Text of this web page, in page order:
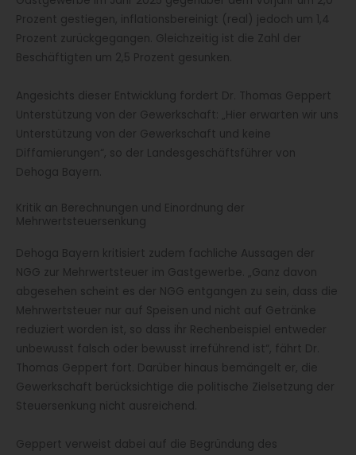
Prozent gestiegen, inflationsbereinigt (real) jedoch um 1,4
Prozent zurückgegangen. Gleichzeitig ist die Zahl der
Beschäftigten um 2,5 Prozent gesunken.
Angesichts dieser Entwicklung fordert Dr. Thomas Geppert
Unterstützung von der Gewerkschaft: „Hier erwarten wir uns
Unterstützung von der Gewerkschaft und keine
Diffamierungen“, so der Landesgeschäftsführer von
Dehoga Bayern.
Kritik an Berechnungen und Einordnung der
Mehrwertsteuersenkung
Dehoga Bayern kritisiert zudem fachliche Aussagen der
NGG zur Mehrwertsteuer im Gastgewerbe. „Ganz davon
abgesehen scheint es der NGG entgangen zu sein, dass die
Mehrwertsteuer nur auf Speisen und nicht auf Getränke
reduziert worden ist, so dass ihr Rechenbeispiel entweder
unbewusst falsch oder bewusst irreführend ist“, fährt Dr.
Thomas Geppert fort. Darüber hinaus bemängelt er, die
Gewerkschaft berücksichtige die politische Zielsetzung der
Steuersenkung nicht ausreichend.
Geppert verweist dabei auf die Begründung des